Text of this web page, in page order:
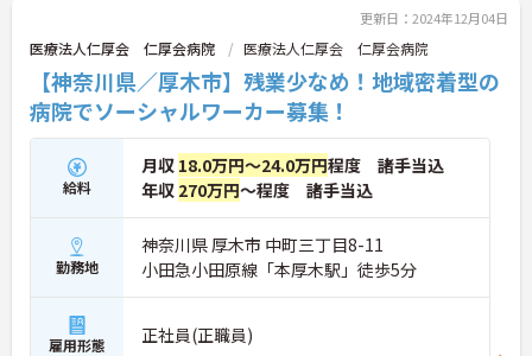
更新日：2024年12月04日
医療法人仁厚会 仁厚会病院 医療法人仁厚会 仁厚会病院
【神奈川県／厚木市】残業少なめ！地域密着型の
病院でソーシャルワーカー募集！
給料
月収 18.0万円～24.0万円程度 諸手当込
年収 270万円～程度 諸手当込
勤務地
神奈川県 厚木市 中町三丁目8-11
小田急小田原線「本厚木駅」徒歩5分
雇用形態 正社員(正職員)